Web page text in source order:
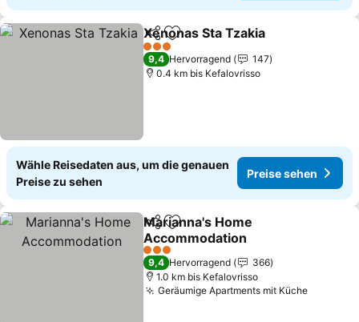
TeilenZu Favoriten hinzufügen
Xenonas Sta Tzakia
3 Sterne
9,4 Hervorragend
147
0.4 km bis Kefalovrisso
Wähle Reisedaten aus, um die genauen
Preise zu sehen
Preise sehen
TeilenZu Favoriten hinzufügen
Marianna's Home
Accommodation
3 Sterne
9,4 Hervorragend
366
1.0 km bis Kefalovrisso
Geräumige Apartments mit Küche